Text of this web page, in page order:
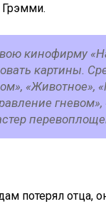
кинофирму
картины.
«Животное»,
потерял отца,